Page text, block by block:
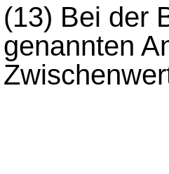
(13) Bei der
genannten